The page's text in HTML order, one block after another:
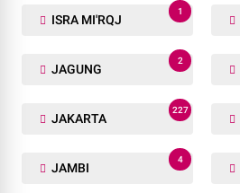
ISRA MI'RQJ
1
JAGUNG
2
JAKARTA
227
JAMBI
4